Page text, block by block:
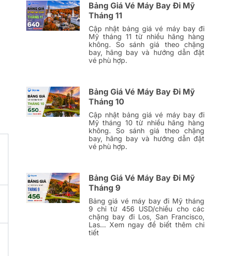
Bảng Giá Vé Máy Bay Đi Mỹ
Tháng 11
Cập nhật bảng giá vé máy bay đi
Mỹ tháng 11 từ nhiều hãng hàng
không. So sánh giá theo chặng
bay, hãng bay và hướng dẫn đặt
vé phù hợp.
Bảng Giá Vé Máy Bay Đi Mỹ
Tháng 10
Cập nhật bảng giá vé máy bay đi
Mỹ tháng 10 từ nhiều hãng hàng
không. So sánh giá theo chặng
bay, hãng bay và hướng dẫn đặt
vé phù hợp.
Bảng Giá Vé Máy Bay Đi Mỹ
Tháng 9
Bảng giá vé máy bay đi Mỹ tháng
9 chỉ từ 456 USD/chiều cho các
chặng bay đi Los, San Francisco,
Las… Xem ngay để biết thêm chi
tiết